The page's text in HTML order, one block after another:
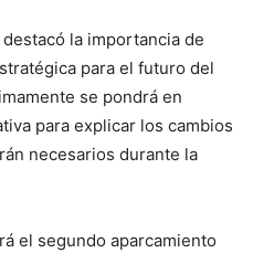
la importancia de
para el futuro del
se pondrá en
para explicar los cambios
necesarios durante la
el segundo aparcamiento